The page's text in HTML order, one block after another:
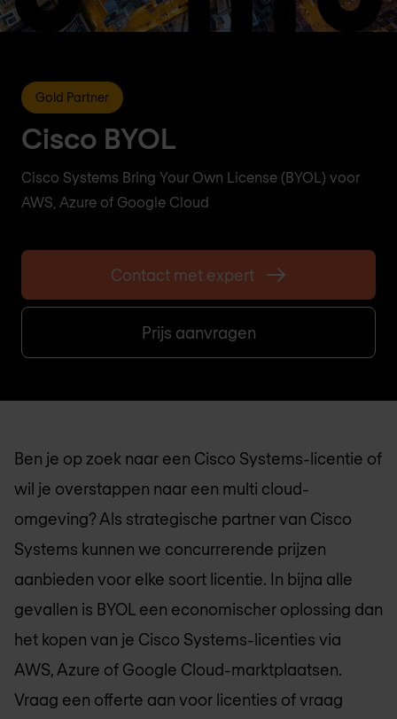
Gold Partner
Cisco BYOL
Cisco Systems Bring Your Own License (BYOL) voor
AWS, Azure of Google Cloud
Contact met expert
Prijs aanvragen
Ben je op zoek naar een Cisco Systems-licentie of
wil je overstappen naar een multi cloud-
omgeving? Als strategische partner van Cisco
Systems kunnen we concurrerende prijzen
aanbieden voor elke soort licentie. In bijna alle
gevallen is BYOL een economischer oplossing dan
het kopen van je Cisco Systems-licenties via
AWS, Azure of Google Cloud-marktplaatsen.
Vraag een offerte aan voor licenties of vraag